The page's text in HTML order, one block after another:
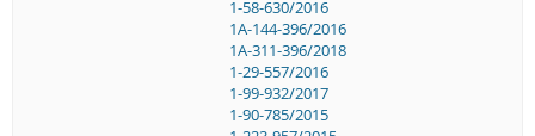
1-58-630/2016
1A-144-396/2016
1A-311-396/2018
1-29-557/2016
1-99-932/2017
1-90-785/2015